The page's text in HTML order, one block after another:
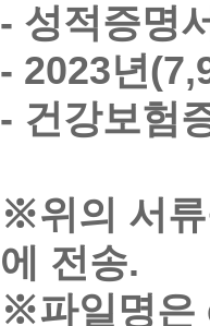
- 성적증명
- 2023년
- 건강보험
※위의 서
에 전송.
※파일명은